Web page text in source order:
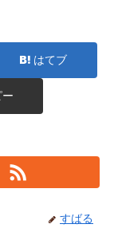
はてブ
ー
すばる